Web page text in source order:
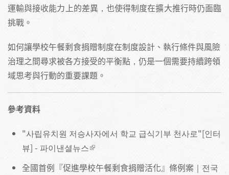
運輸與接收能力上的差異，也使得制度在擴大推行時仍面臨
挑戰。
如何讓學校午餐剩食捐贈制度在制度設計、執行條件與風險
治理之間尋求被各方接受的平衡點，仍是一個需要持續跨領
域思考與行動的重要課題。
參考資料
"사립유치원 저승사자에서 학교 급식기부 천사로"[인터
뷰] - 파이낸셜뉴스
全國首例『促進學校午餐剩食捐贈活化』條例案｜ 전국